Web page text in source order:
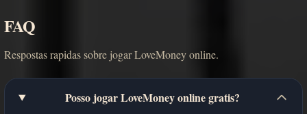
FAQ
Respostas rapidas sobre jogar LoveMoney online.
Posso jogar LoveMoney online gratis?